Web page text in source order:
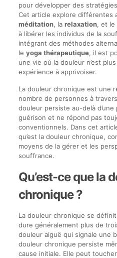
pour développer des
Cet article explore différentes
méditation, la relaxation, et le
à libérer les individus de la
intégrant des méthodes
le yoga thérapeutique, il est
une vie où la douleur n’est
expérience à apprivoiser.
La douleur chronique est une
nombre de personnes à
douleur persiste au-delà
guérison et ne répond pas
conventionnels. Dans cet
qu’est la douleur chronique,
moyens de la gérer et les
souffrance.
Qu’est-ce que la
chronique ?
La douleur chronique se
dure généralement plus de
douleur aiguë qui signale une
douleur chronique persiste
cause initiale. Elle peut